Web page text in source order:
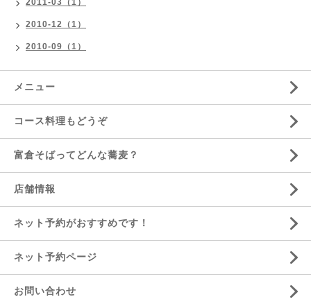
2011-03（1）
2010-12（1）
2010-09（1）
メニュー
コース料理もどうぞ
富倉そばってどんな蕎麦？
店舗情報
ネット予約がおすすめです！
ネット予約ページ
お問い合わせ